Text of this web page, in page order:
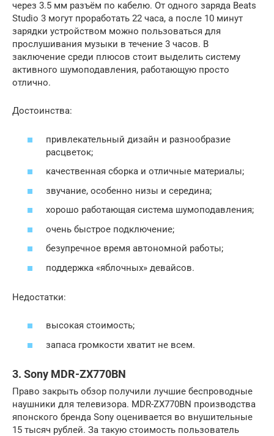
через 3.5 мм разъём по кабелю. От одного заряда Beats
Studio 3 могут проработать 22 часа, а после 10 минут
зарядки устройством можно пользоваться для
прослушивания музыки в течение 3 часов. В
заключение среди плюсов стоит выделить систему
активного шумоподавления, работающую просто
отлично.
Достоинства:
привлекательный дизайн и разнообразие
расцветок;
качественная сборка и отличные материалы;
звучание, особенно низы и середина;
хорошо работающая система шумоподавления;
очень быстрое подключение;
безупречное время автономной работы;
поддержка «яблочных» девайсов.
Недостатки:
высокая стоимость;
запаса громкости хватит не всем.
3. Sony MDR-ZX770BN
Право закрыть обзор получили лучшие беспроводные
наушники для телевизора. MDR-ZX770BN производства
японского бренда Sony оценивается во внушительные
15 тысяч рублей. За такую стоимость пользователь